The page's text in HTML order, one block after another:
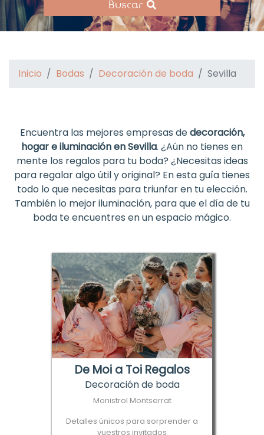
Buscar
Inicio Bodas Decoración de boda Sevilla
Encuentra las mejores empresas dedecoración,
hogar e iluminación en Sevilla. ¿Aún no tienes en
mente los regalos para tu boda? ¿Necesitas ideas
para regalar algo útil y original? En esta guía tienes
todo lo que necesitas para triunfar en tu elección.
También lo mejor iluminación, para que el día de tu
boda te encuentres en un espacio mágico.
De Moi a Toi Regalos
Decoración de boda
Monistrol Montserrat
Detalles únicos para sorprender a
vuestros invitados